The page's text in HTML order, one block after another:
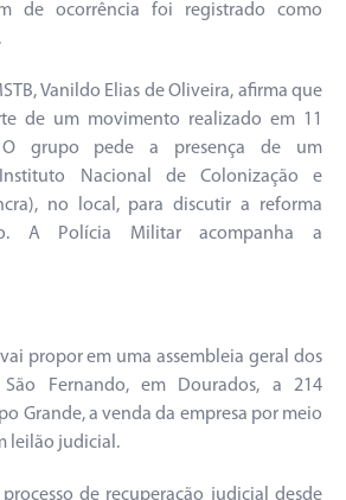
de ocorrência foi registrado como
Vanildo Elias de Oliveira, afirma que
de um movimento realizado em 11
grupo pede a presença de um
Nacional de Colonização e
no local, para discutir a reforma
A Polícia Militar acompanha a
propor em uma assembleia geral dos
Fernando, em Dourados, a 214
Grande, a venda da empresa por meio
leilão judicial.
de recuperação judicial desde